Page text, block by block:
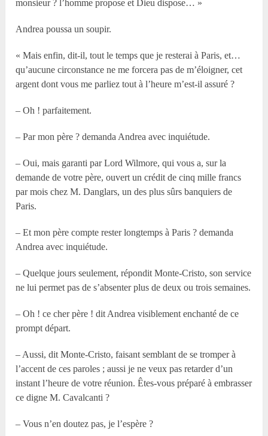
monsieur ? l’homme propose et Dieu dispose… »
Andrea poussa un soupir.
« Mais enfin, dit-il, tout le temps que je resterai à Paris, et…
qu’aucune circonstance ne me forcera pas de m’éloigner, cet
argent dont vous me parliez tout à l’heure m’est-il assuré ?
– Oh ! parfaitement.
– Par mon père ? demanda Andrea avec inquiétude.
– Oui, mais garanti par Lord Wilmore, qui vous a, sur la
demande de votre père, ouvert un crédit de cinq mille francs
par mois chez M. Danglars, un des plus sûrs banquiers de
Paris.
– Et mon père compte rester longtemps à Paris ? demanda
Andrea avec inquiétude.
– Quelque jours seulement, répondit Monte-Cristo, son service
ne lui permet pas de s’absenter plus de deux ou trois semaines.
– Oh ! ce cher père ! dit Andrea visiblement enchanté de ce
prompt départ.
– Aussi, dit Monte-Cristo, faisant semblant de se tromper à
l’accent de ces paroles ; aussi je ne veux pas retarder d’un
instant l’heure de votre réunion. Êtes-vous préparé à embrasser
ce digne M. Cavalcanti ?
– Vous n’en doutez pas, je l’espère ?